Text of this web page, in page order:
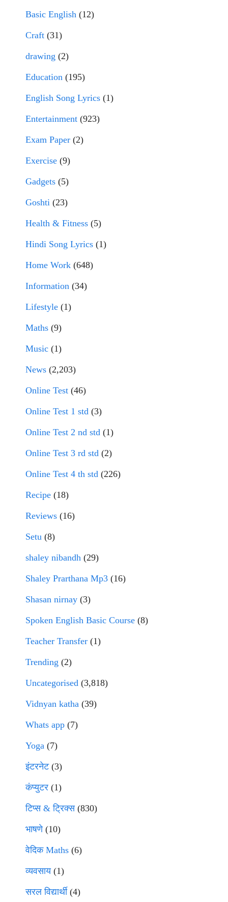
Basic English (12)
Craft (31)
drawing (2)
Education (195)
English Song Lyrics (1)
Entertainment (923)
Exam Paper (2)
Exercise (9)
Gadgets (5)
Goshti (23)
Health & Fitness (5)
Hindi Song Lyrics (1)
Home Work (648)
Information (34)
Lifestyle (1)
Maths (9)
Music (1)
News (2,203)
Online Test (46)
Online Test 1 std (3)
Online Test 2 nd std (1)
Online Test 3 rd std (2)
Online Test 4 th std (226)
Recipe (18)
Reviews (16)
Setu (8)
shaley nibandh (29)
Shaley Prarthana Mp3 (16)
Shasan nirnay (3)
Spoken English Basic Course (8)
Teacher Transfer (1)
Trending (2)
Uncategorised (3,818)
Vidnyan katha (39)
Whats app (7)
Yoga (7)
इंटरनेट(3)
कंप्युटर (1)
टिप्स & ट्रिक्स(830)
भाषणे(10)
वेदिक Maths (6)
व्यवसाय(1)
सरल विद्यार्थी(4)